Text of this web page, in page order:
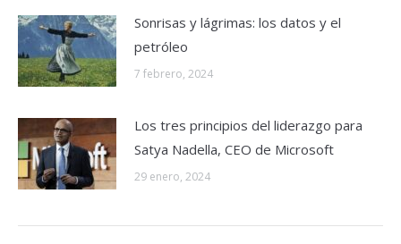
Sonrisas y lágrimas: los datos y el
petróleo
7 febrero, 2024
Los tres principios del liderazgo para
Satya Nadella, CEO de Microsoft
29 enero, 2024